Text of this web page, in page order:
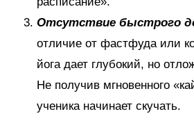
Отсутствие быстрого
отличие от фастфуда или
йога дает глубокий, но
Не получив мгновенного
ученика начинает скучать.